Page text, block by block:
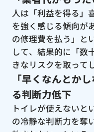
人は「利益を得る」
を強く感じる傾向が
の修理費を払う」と
して、結果的に「数
きなリスクを取って
「早くなんとか
る判断力低下
トイレが使えないと
の冷静な判断力を奪